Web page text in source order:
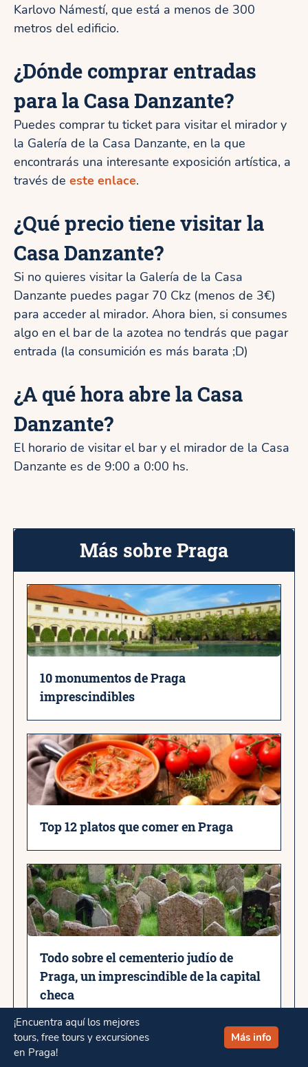
¡Encuentra aquí los mejores
tours, free tours y excursiones
en Praga!
Más info
Karlovo Námestí, que está a menos de 300
metros del edificio.
¿Dónde comprar entradas
para la Casa Danzante?
Puedes comprar tu ticket para visitar el mirador y
la Galería de la Casa Danzante, en la que
encontrarás una interesante exposición artística, a
través de este enlace.
¿Qué precio tiene visitar la
Casa Danzante?
Si no quieres visitar la Galería de la Casa
Danzante puedes pagar 70 Ckz (menos de 3€)
para acceder al mirador. Ahora bien, si consumes
algo en el bar de la azotea no tendrás que pagar
entrada (la consumición es más barata ;D)
¿A qué hora abre la Casa
Danzante?
El horario de visitar el bar y el mirador de la Casa
Danzante es de 9:00 a 0:00 hs.
Más sobre Praga
10 monumentos de Praga
imprescindibles
Top 12 platos que comer en Praga
Todo sobre el cementerio judío de
Praga, un imprescindible de la capital
checa